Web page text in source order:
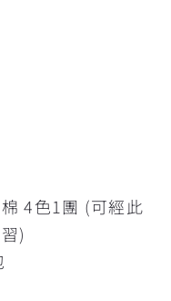
4色1團 (可經此
)